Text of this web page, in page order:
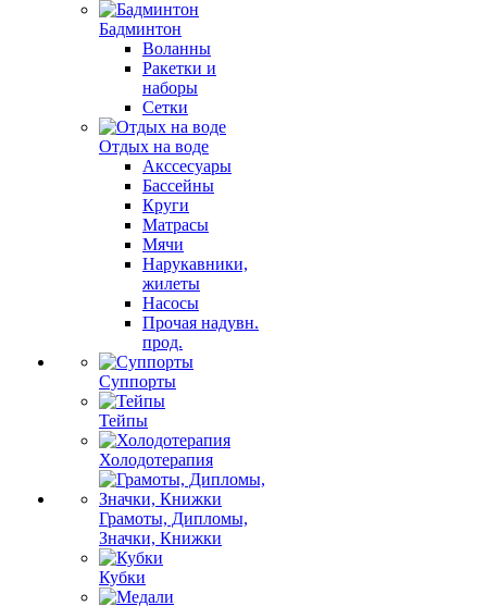
Бадминтон
Воланны
Ракетки и
наборы
Сетки
Отдых на воде
Акссесуары
Бассейны
Круги
Матрасы
Мячи
Нарукавники,
жилеты
Насосы
Прочая надувн.
прод.
Суппорты
Тейпы
Холодотерапия
Грамоты, Дипломы,
Значки, Книжки
Кубки